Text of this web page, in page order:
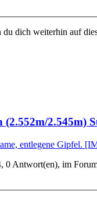
dich weiterhin auf
(2.552m/2.545m)
entlegene
, 0 Antwort(en), im